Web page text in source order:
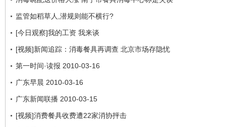
监管如稻草人,潜规则能不横行?
[今日观察]我的工资 我来谈
[视频]新闻追踪：消毒餐具再调查 北京市场存隐忧
第一时间·读报 2010-03-16
广东早晨 2010-03-16
广东新闻联播 2010-03-15
[视频]消费餐具收费遭22家消协抨击